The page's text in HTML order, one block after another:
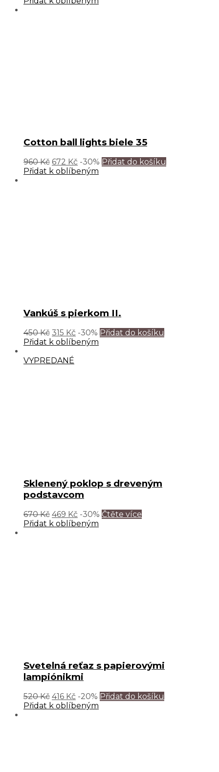
Cotton ball lights biele 35
960Kč 672 Kč -30% Přidat do košíku
Přidat k oblíbeným
Vankúš s pierkom II.
450Kč 315 Kč -30% Přidat do košíku
Přidat k oblíbeným
VYPREDANÉ
Sklenený poklop s dreveným
podstavcom
670Kč 469 Kč -30% Čtěte více
Přidat k oblíbeným
Svetelná reťaz s papierovými
lampiónikmi
520Kč 416 Kč -20% Přidat do košíku
Přidat k oblíbeným